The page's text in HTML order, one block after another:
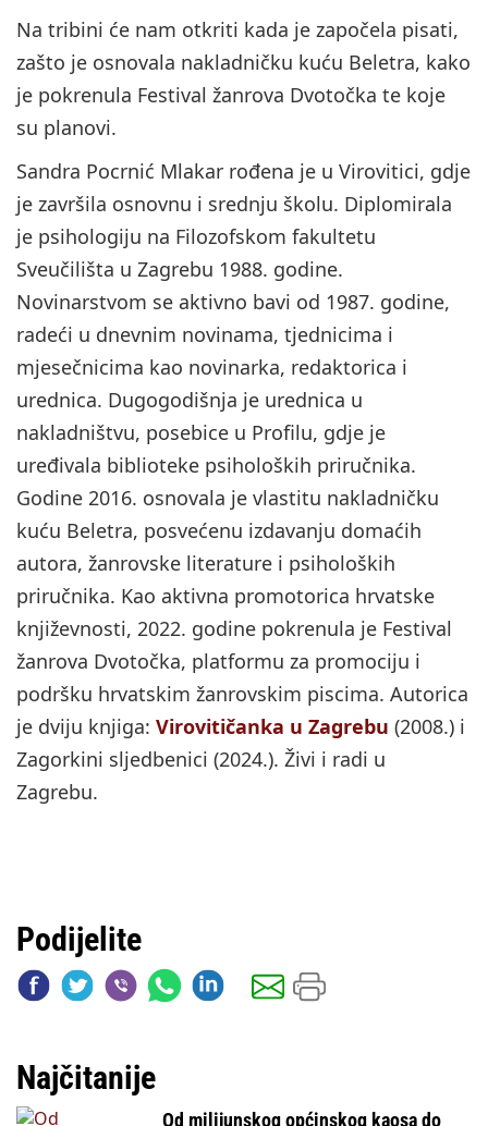
Na tribini će nam otkriti kada je započela pisati,
zašto je osnovala nakladničku kuću Beletra, kako
je pokrenula Festival žanrova Dvotočka te koje
su planovi.
Sandra Pocrnić Mlakar rođena je u Virovitici, gdje
je završila osnovnu i srednju školu. Diplomirala
je psihologiju na Filozofskom fakultetu
Sveučilišta u Zagrebu 1988. godine.
Novinarstvom se aktivno bavi od 1987. godine,
radeći u dnevnim novinama, tjednicima i
mjesečnicima kao novinarka, redaktorica i
urednica. Dugogodišnja je urednica u
nakladništvu, posebice u Profilu, gdje je
uređivala biblioteke psiholoških priručnika.
Godine 2016. osnovala je vlastitu nakladničku
kuću Beletra, posvećenu izdavanju domaćih
autora, žanrovske literature i psiholoških
priručnika. Kao aktivna promotorica hrvatske
književnosti, 2022. godine pokrenula je Festival
žanrova Dvotočka, platformu za promociju i
podršku hrvatskim žanrovskim piscima. Autorica
je dviju knjiga: Virovitičanka u Zagrebu (2008.) i
Zagorkini sljedbenici (2024.). Živi i radi u
Zagrebu.
Podijelite
Najčitanije
Od milijunskog općinskog kaosa do